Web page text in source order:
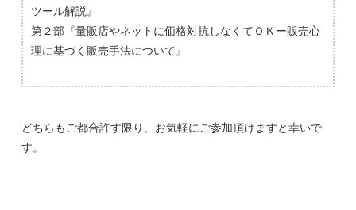
ツール解説』
第２部『量販店やネットに価格対抗しなくてＯＫー販売心
理に基づく販売手法について』
どちらもご都合許す限り、お気軽にご参加頂けますと幸いで
す。